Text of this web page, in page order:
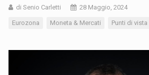
di Senio Carletti 28 Maggio, 2024
Eurozona Moneta & Mercati Punti di vista